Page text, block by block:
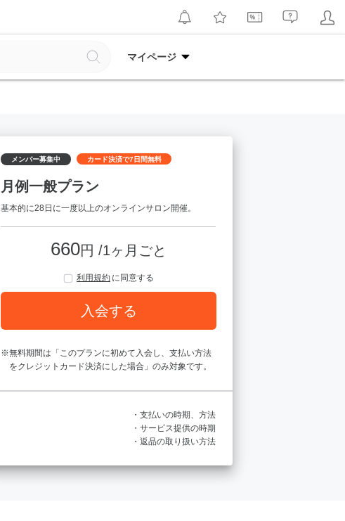
マイページ
メンバー募集中 カード決済で7日間無料
月例一般プラン
基本的に28日に一度以上のオンラインサロン開催。
660円 /1ヶ月ごと
利用規約 に同意する
入会する
無料期間は「このプランに初めて入会し、支払い方法
をクレジットカード決済にした場合」のみ対象です。
・支払いの時期、方法
・サービス提供の時期
・返品の取り扱い方法